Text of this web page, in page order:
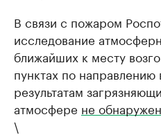
В связи с пожаром
исследование
ближайших к месту
пунктах по направлению
результатам
атмосфере не
\